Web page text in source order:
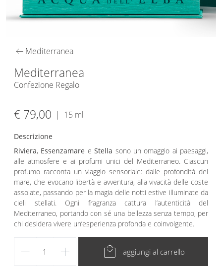
arrow_left_alt Mediterranea
Mediterranea
Confezione Regalo
€ 79,00 | 15 ml
Descrizione
Riviera, Essenzamare eStella sono un omaggio ai paesaggi,
alle atmosfere e ai profumi unici del Mediterraneo. Ciascun
profumo racconta un viaggio sensoriale: dalle profondità del
mare, che evocano libertà e avventura, alla vivacità delle coste
assolate, passando per la magia delle notti estive illuminate da
cieli stellati. Ogni fragranza cattura l’autenticità del
Mediterraneo, portando con sé una bellezza senza tempo, per
chi desidera vivere un’esperienza profonda e coinvolgente.
remove add local_mall aggiungi al carrello